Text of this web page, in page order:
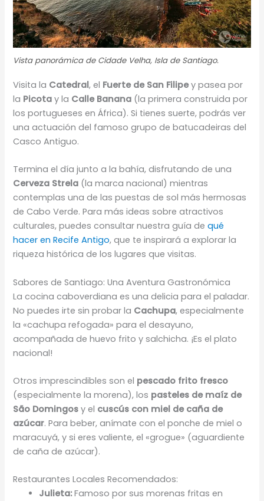
Vista panorámica de Cidade Velha, Isla de Santiago.
Visita la Catedral, el Fuerte de San Filipey pasea por
la Picota y la Calle Banana (la primera construida por
los portugueses en África). Si tienes suerte, podrás ver
una actuación del famoso grupo de batucadeiras del
Casco Antiguo.
Termina el día junto a la bahía, disfrutando de una
Cerveza Strela (la marca nacional) mientras
contemplas una de las puestas de sol más hermosas
de Cabo Verde. Para más ideas sobre atractivos
culturales, puedes consultar nuestra guía dequé
hacer en Recife Antigo, que te inspirará a explorar la
riqueza histórica de los lugares que visitas.
Sabores de Santiago: Una Aventura Gastronómica
La cocina caboverdiana es una delicia para el paladar.
No puedes irte sin probar la Cachupa, especialmente
la «cachupa refogada» para el desayuno,
acompañada de huevo frito y salchicha. ¡Es el plato
nacional!
Otros imprescindibles son el pescado frito fresco
(especialmente la morena), los pasteles de maíz de
São Domingos y el cuscús con miel de caña de
azúcar. Para beber, anímate con el ponche de miel o
maracuyá, y si eres valiente, el «grogue» (aguardiente
de caña de azúcar).
Restaurantes Locales Recomendados:
Julieta:Famoso por sus morenas fritas en